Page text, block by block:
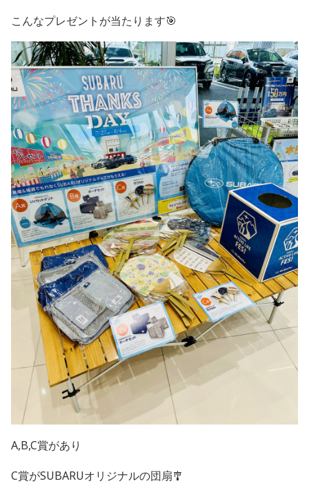
こんなプレゼントが当たります🎯
A,B,C賞があり
C賞がSUBARUオリジナルの団扇🎐